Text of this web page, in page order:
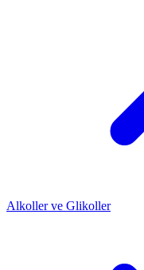
Alkoller ve Glikoller